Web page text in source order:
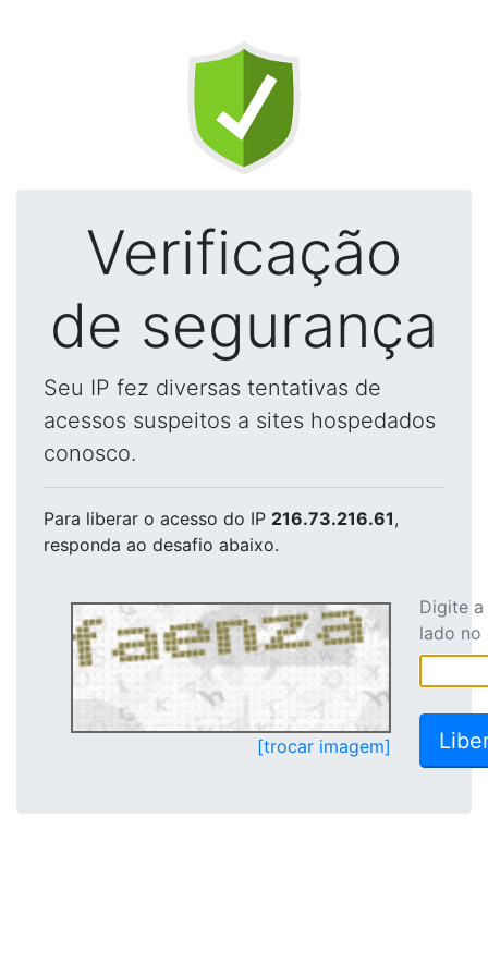
Verificação
de segurança
Seu IP fez diversas tentativas de
acessos suspeitos a sites hospedados
conosco.
Para liberar o acesso do IP 216.73.216.61,
responda ao desafio abaixo.
[trocar imagem]
Digite
lado no